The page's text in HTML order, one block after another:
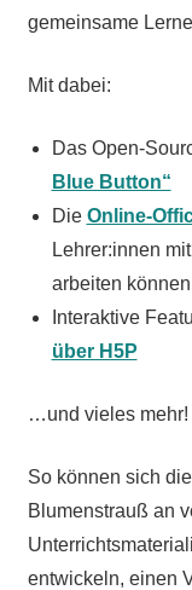
gemeinsame
Mit dabei:
Das Open-
Blue Button“
Die Online-
Lehrer:innen
arbeiten können
Interaktive
über H5P
…und vieles mehr!
So können sich
Blumenstrauß an
entwickeln, einen